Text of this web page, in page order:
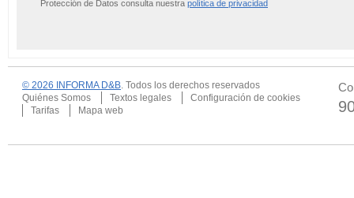
Protección de Datos consulta nuestra política de privacidad
© 2026 INFORMA D&B. Todos los derechos reservados
Quiénes Somos
Textos legales
Configuración de cookies
Tarifas
Mapa web